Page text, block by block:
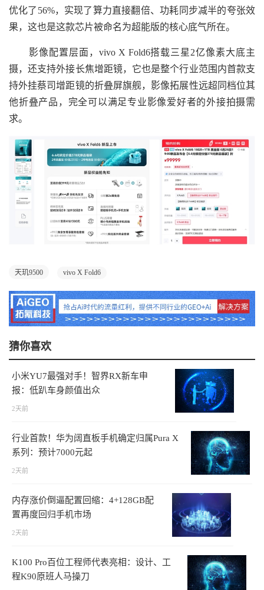
优化了56%，实现了算力直接翻倍、功耗同步减半的夸张效
果，这也是这款芯片被命名为超能版的核心底气所在。
影像配置层面，vivo X Fold6搭载三星2亿像素大底主
摄，还支持外接长焦增距镜，它也是整个行业范围内首款支
持外挂蔡司增距镜的折叠屏旗舰，影像拓展性远超同档位其
他折叠产品，完全可以满足专业影像爱好者的外接拍摄需
求。
天玑9500 vivo X Fold6
猜你喜欢
小米YU7最强对手！智界RX新车申
报：低趴车身颜值出众
2天前
行业首款！华为阔直板手机确定归属Pura X
系列：预计7000元起
2天前
内存涨价倒逼配置回缩：4+128GB配
置再度回归手机市场
2天前
K100 Pro百位工程师代表亮相：设计、工
程K90原班人马操刀